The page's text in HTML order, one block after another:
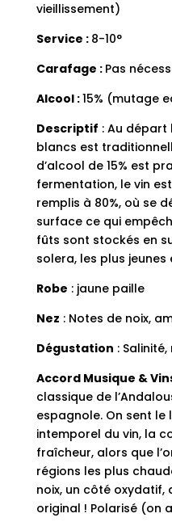
vieillissement)
Service : 8-10°
Carafage : Pas
Alcool :15% (mutage
Descriptif : Au départ
blancs est
d’alcool de 15% est
fermentation, le vin
remplis à 80%, où se
surface ce qui
fûts sont stockés en
solera, les plus jeunes
Robe : jaune paille
Nez : Notes de noix,
Dégustation :
Accord Musique &
classique de
espagnole. On sent
intemporel du vin, la
fraîcheur, alors que
régions les plus
noix, un côté oxydatif,
original ! Polarisé (on